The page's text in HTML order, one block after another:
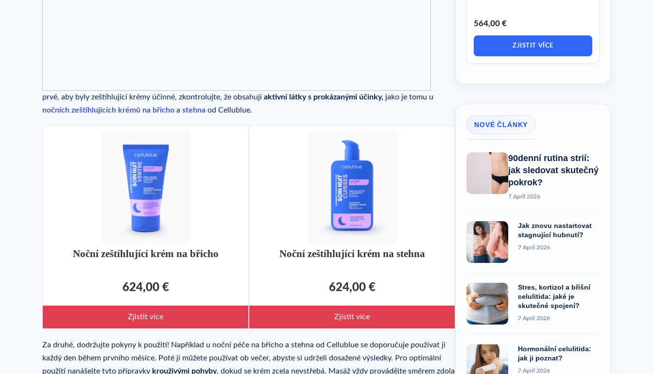
prvé, aby byly zeštíhlující krémy účinné, zkontrolujte, že obsahují aktivní látky s prokázanými účinky, jako je tomu u
nočních zeštíhlujících krémů na břicho a stehna od Cellublue.
Noční zeštíhlující krém na břicho
624,00 €
Zjistit více
Noční zeštíhlující krém na stehna
624,00 €
Zjistit více
Za druhé, dodržujte pokyny k použití! Například u noční péče na břicho a stehna od Cellublue se doporučuje používat ji
každý den během prvního měsíce. Poté ji můžete používat ob večer, abyste si udrželi dosažené výsledky. Pro optimální
použití nanášejte tyto přípravky krouživými pohyby, dokud se krém zcela nevstřebá. Masáž vždy provádějte směrem zdola
564,00 €
ZJISTIT VÍCE
NOVÉ ČLÁNKY
90denní rutina strií:
jak sledovat skutečný
pokrok?
7 April 2026
Jak znovu nastartovat
stagnující hubnutí?
7 April 2026
Stres, kortizol a břišní
celulitida: jaké je
skutečné spojení?
7 April 2026
Hormonální celulitida:
jak ji poznat?
7 April 2026